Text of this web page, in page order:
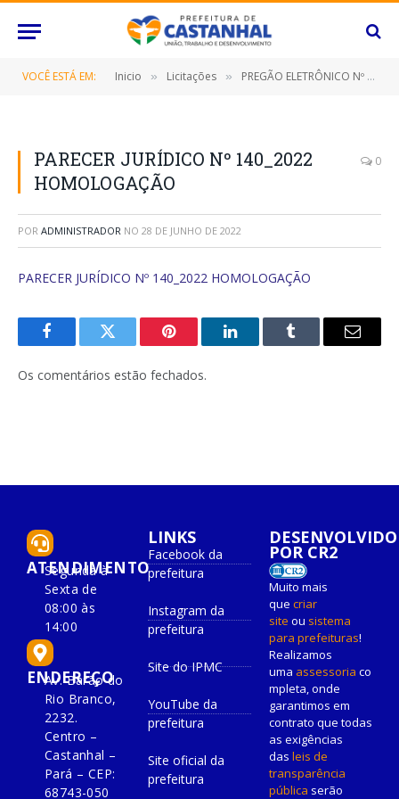
VOCÊ ESTÁ EM: Inicio » Licitações » PREGÃO ELETRÔNICO Nº 029/2022-SRP (FORNECIMENTO DE SOLUÇÃO DE OUTSOURCING DE TECNOLOGIA DA INFORMAÇÃO/TI)
PARECER JURÍDICO Nº 140_2022
HOMOLOGAÇÃO
0
POR ADMINISTRADOR NO 28 DE JUNHO DE 2022
PARECER JURÍDICO Nº 140_2022 HOMOLOGAÇÃO
FacebookTwitter Pinterest O
Tumblr
E-
Os comentários estão fechados.
ATENDIMENTO
Segunda à
Sexta de
08:00 às
14:00
ENDEREÇO
Av. Barão do
Rio Branco,
2232.
Centro –
Castanhal –
Pará – CEP:
68743-050
LINKS
Facebook da
prefeitura
Instagram da
prefeitura
Site do IPMC
YouTube da
prefeitura
Site oficial da
prefeitura
DESENVOLVIDO
POR CR2
Muito mais
que criar
site ou sistema
para prefeituras!
Realizamos
uma assessoria co
mpleta, onde
garantimos em
contrato que todas
as exigências
das leis de
transparência
pública serão